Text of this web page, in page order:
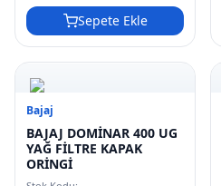
Sepete Ekle
Bajaj
BAJAJ DOMİNAR 400 UG
YAĞ FİLTRE KAPAK
ORİNGİ